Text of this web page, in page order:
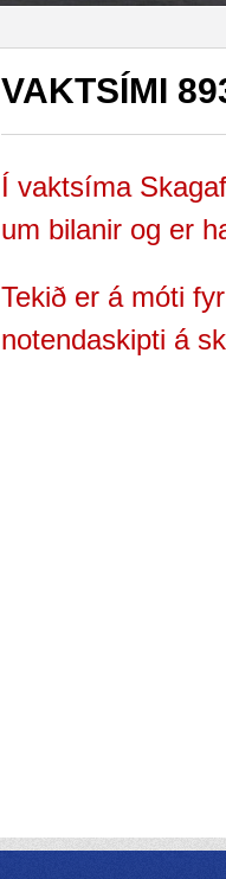
VAKTSÍMI
Í vaktsíma
um bilanir og er
Tekið er á móti
notendaskipti á